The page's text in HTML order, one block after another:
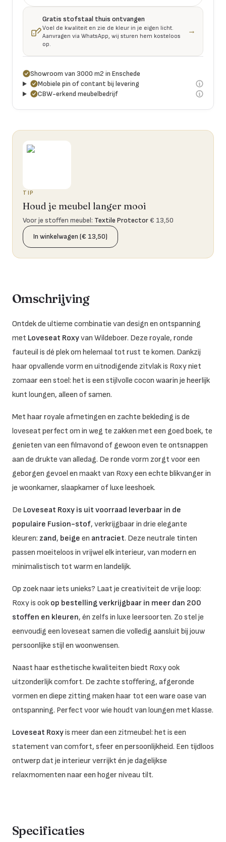
Gratis stofstaal thuis ontvangen
Voel de kwaliteit en zie de kleur in je eigen licht.
Aanvragen via WhatsApp, wij sturen hem kosteloos
op.
→
Showroom van 3000 m2 in Enschede
Mobiele pin of contant bij levering
CBW-erkend meubelbedrijf
TIP
Houd je meubel langer mooi
Voor je stoffen meubel: Textile Protector€ 13,50
In winkelwagen (€ 13,50)
Omschrijving
Ontdek de ultieme combinatie van design en ontspanning
met Loveseat Roxyvan Wildeboer. Deze royale, ronde
fauteuil is dé plek om helemaal tot rust te komen. Dankzij
haar opvallende vorm en uitnodigende zitvlak is Roxy niet
zomaar een stoel: het is een stijlvolle cocon waarin je heerlijk
kunt loungen, alleen of samen.
Met haar royale afmetingen en zachte bekleding is de
loveseat perfect om in weg te zakken met een goed boek, te
genieten van een filmavond of gewoon even te ontsnappen
aan de drukte van alledag. De ronde vorm zorgt voor een
geborgen gevoel en maakt van Roxy een echte blikvanger in
je woonkamer, slaapkamer of luxe leeshoek.
De Loveseat Roxy is uit voorraad leverbaar in de
populaire Fusion-stof, verkrijgbaar in drie elegante
kleuren: zand, beige en antraciet. Deze neutrale tinten
passen moeiteloos in vrijwel elk interieur, van modern en
minimalistisch tot warm en landelijk.
Op zoek naar iets unieks? Laat je creativiteit de vrije loop:
Roxy is ook op bestelling verkrijgbaar in meer dan 200
stoffen en kleuren, én zelfs in luxe leersoorten. Zo stel je
eenvoudig een loveseat samen die volledig aansluit bij jouw
persoonlijke stijl en woonwensen.
Naast haar esthetische kwaliteiten biedt Roxy ook
uitzonderlijk comfort. De zachte stoffering, afgeronde
vormen en diepe zitting maken haar tot een ware oase van
ontspanning. Perfect voor wie houdt van loungen met klasse.
Loveseat Roxyis meer dan een zitmeubel: het is een
statement van comfort, sfeer en persoonlijkheid. Een tijdloos
ontwerp dat je interieur verrijkt én je dagelijkse
relaxmomenten naar een hoger niveau tilt.
Specificaties